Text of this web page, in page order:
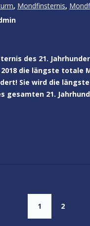
, Mondfinsternis,
des 21.
2018 die längste totale
Sie wird die längste
gesamten 21.
1 2